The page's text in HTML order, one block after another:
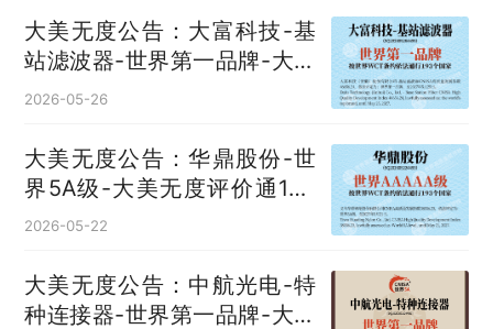
大美无度公告：大富科技-基
站滤波器‌-世界第一品牌-大美
无度评价通193国
2026-05-26
大美无度公告：华鼎股份-世
界5A级-大美无度评价通193
国
2026-05-22
大美无度公告：中航光电-特
种连接器‌-世界第一品牌-大美